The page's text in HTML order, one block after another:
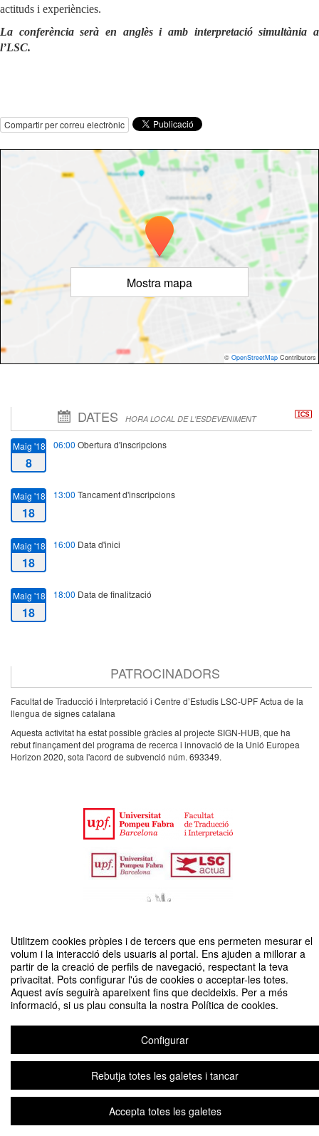
Utilitzem cookies pròpies i de tercers que ens permeten mesurar el
volum i la interacció dels usuaris al portal. Ens ajuden a millorar a
partir de la creació de perfils de navegació, respectant la teva
privacitat. Pots configurar l'ús de cookies o acceptar-les totes.
Aquest avís seguirà apareixent fins que decideixis. Per a més
informació, si us plau consulta la nostra Política de cookies.
Configurar
Rebutja totes les galetes i tancar
Accepta totes les galetes
actituds i experiències.
La conferència serà en anglès i amb interpretació simultània a
l’LSC.
Compartir per correu electrònic
Mostra mapa
© OpenStreetMap Contributors
DATES HORA LOCAL DE L'ESDEVENIMENT
Maig '18
8
06:00 Obertura d'inscripcions
Maig '18
18
13:00 Tancament d'inscripcions
Maig '18
18
16:00 Data d'inici
Maig '18
18
18:00 Data de finalització
PATROCINADORS
Facultat de Traducció i Interpretació i Centre d’Estudis LSC-UPF Actua de la
llengua de signes catalana
Aquesta activitat ha estat possible gràcies al projecte SIGN-HUB, que ha
rebut finançament del programa de recerca i innovació de la Unió Europea
Horizon 2020, sota l'acord de subvenció núm. 693349.
L2 Sign Language Acquisition by Hearing Parents of Deaf Children:
Attitudes and Experiences
Organitzat per Facultat de Traducció i Interpretació i Centre d'Estudis LSC-
UPF Actua de la llengua de signes catalana
Avís legal|Contacte
Plataforma d'organització d'esdeveniments Symposium